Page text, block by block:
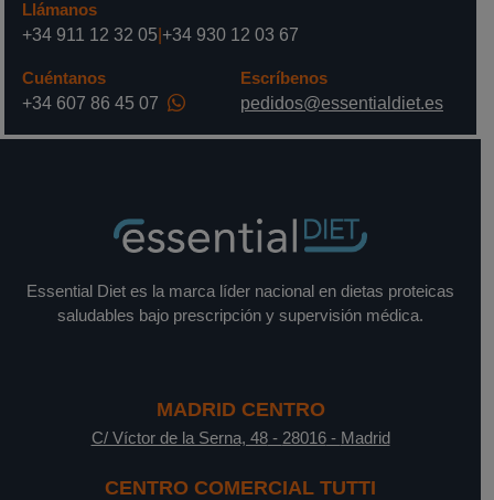
Llámanos
+34 911 12 32 05 +34 930 12 03 67
Cuéntanos
+34 607 86 45 07
Escríbenos
pedidos@essentialdiet.es
Essential Diet es la marca líder nacional en dietas proteicas
saludables bajo prescripción y supervisión médica.
MADRID CENTRO
C/ Víctor de la Serna, 48- 28016- Madrid
CENTRO COMERCIAL TUTTI